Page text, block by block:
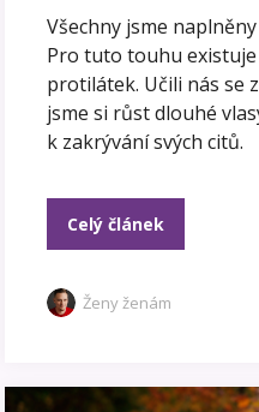
Všechny jsme
Pro tuto touhu
protilátek. Učili nás se
jsme si růst dlouhé
k zakrývání svých citů.
Celý článek
Ženy ženám